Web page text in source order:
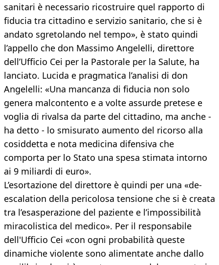
sanitari è necessario ricostruire quel rapporto di
fiducia tra cittadino e servizio sanitario, che si è
andato sgretolando nel tempo», è stato quindi
l’appello che don Massimo Angelelli, direttore
dell’Ufficio Cei per la Pastorale per la Salute, ha
lanciato. Lucida e pragmatica l’analisi di don
Angelelli: «Una mancanza di fiducia non solo
genera malcontento e a volte assurde pretese e
voglia di rivalsa da parte del cittadino, ma anche -
ha detto - lo smisurato aumento del ricorso alla
cosiddetta e nota medicina difensiva che
comporta per lo Stato una spesa stimata intorno
ai 9 miliardi di euro».
L’esortazione del direttore è quindi per una «de-
escalation della pericolosa tensione che si è creata
tra l’esasperazione del paziente e l’impossibilità
miracolistica del medico». Per il responsabile
dell'Ufficio Cei «con ogni probabilità queste
dinamiche violente sono alimentate anche dallo